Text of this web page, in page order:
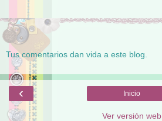
Tus comentarios dan vida a este blog.
‹ Inicio
Ver versión web